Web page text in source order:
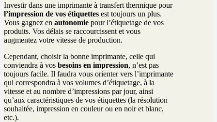
Investir dans une imprimante à transfert thermique pour
l’impression de vos étiquettes est toujours un plus.
Vous gagnez en autonomie pour l’étiquetage de vos
produits. Vos délais se raccourcissent et vous
augmentez votre vitesse de production.
Cependant, choisir la bonne imprimante, celle qui
conviendra à vos besoins en impression, n’est pas
toujours facile. Il faudra vous orienter vers l’imprimante
qui correspondra à vos volumes d’étiquetage, à la
vitesse et au nombre d’impressions par jour, ainsi
qu’aux caractéristiques de vos étiquettes (la résolution
souhaitée, impression en couleur ou en noir et blanc,
etc.).